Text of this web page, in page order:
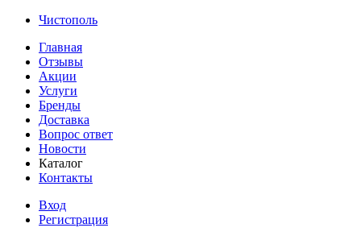
Чистополь
Главная
Отзывы
Акции
Услуги
Бренды
Доставка
Вопрос ответ
Новости
Каталог
Контакты
Вход
Регистрация